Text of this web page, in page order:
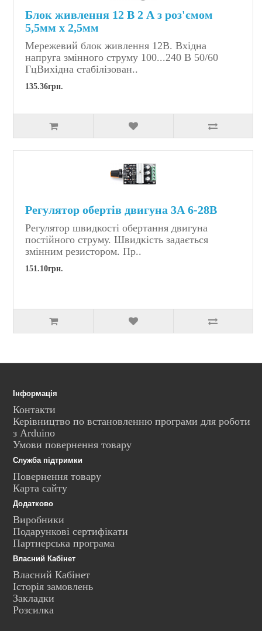
Блок живлення 12 В 2 А з роз'ємом
5,5мм x 2,5мм
Мережевий блок живлення 12В. Вхідна
напруга змінного струму 100...240 В 50/60
ГцВихідна стабілізован..
135.36грн.
Регулятор обертів двигуна 3А 6-28В
Регулятор швидкості обертання двигуна
постійного струму. Швидкість задається
змінним резистором. Пр..
151.10грн.
Інформація
Контакти
Керівництво по встановленню програми для роботи
з Arduino
Умови повернення товару
Служба підтримки
Повернення товару
Карта сайту
Додатково
Виробники
Подарункові сертифікати
Партнерська програма
Власний Кабінет
Власний Кабінет
Історія замовлень
Закладки
Розсилка